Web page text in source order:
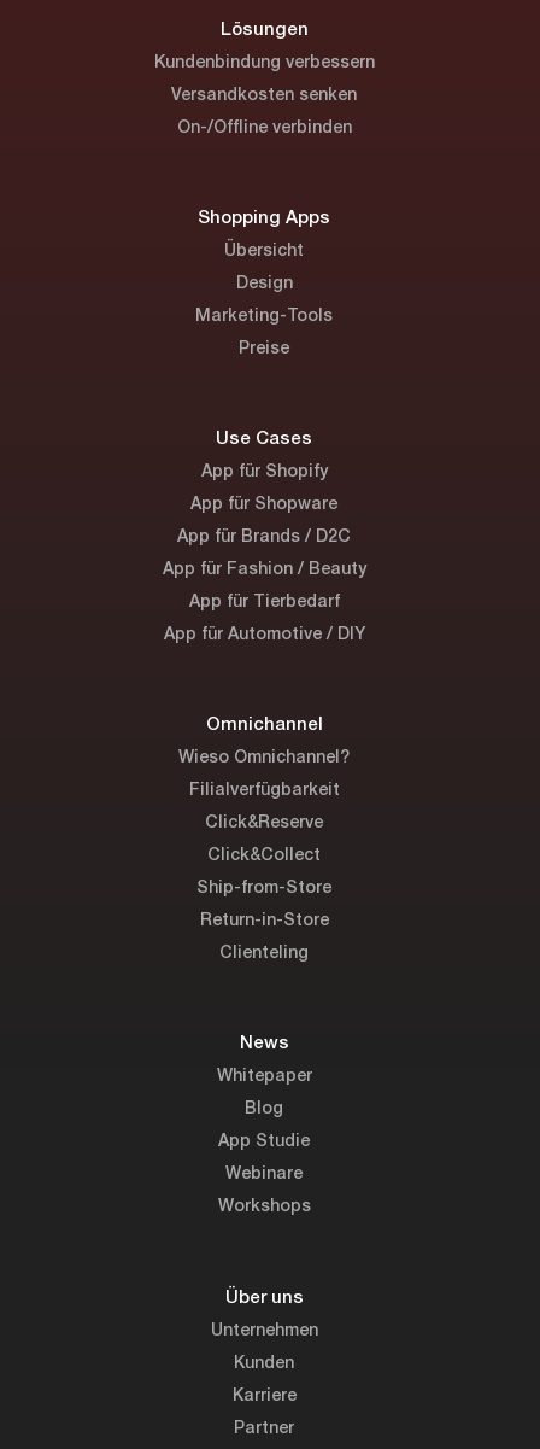
Lösungen
Kundenbindung verbessern
Versandkosten senken
On-/Offline verbinden
Shopping Apps
Übersicht
Design
Marketing-Tools
Preise
Use Cases
App für Shopify
App für Shopware
App für Brands / D2C
App für Fashion / Beauty
App für Tierbedarf
App für Automotive / DIY
Omnichannel
Wieso Omnichannel?
Filialverfügbarkeit
Click&Reserve
Click&Collect
Ship-from-Store
Return-in-Store
Clienteling
News
Whitepaper
Blog
App Studie
Webinare
Workshops
Über uns
Unternehmen
Kunden
Karriere
Partner